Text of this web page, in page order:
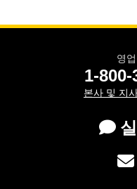
영
1-800-
본사 및 지